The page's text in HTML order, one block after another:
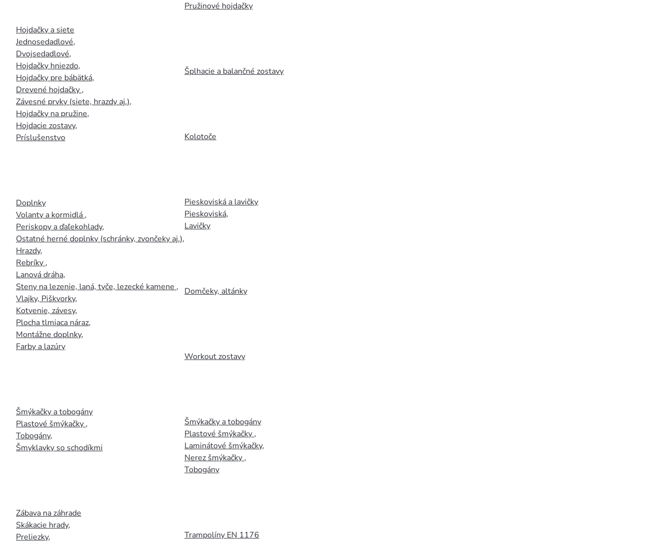
Hojdačky a siete
Jednosedadlové,
Dvojsedadlové,
Hojdačky hniezdo,
Hojdačky pre bábätká,
Drevené hojdačky ,
Závesné prvky (siete, hrazdy aj.),
Hojdačky na pružine,
Hojdacie zostavy,
Príslušenstvo
Doplnky
Volanty a kormidlá ,
Periskopy a ďaľekohlady,
Ostatné herné doplnky (schránky, zvončeky aj.),
Hrazdy,
Rebríky ,
Lanová dráha,
Steny na lezenie, laná, tyče, lezecké kamene ,
Vlajky, Piškvorky,
Kotvenie, závesy,
Plocha tlmiaca náraz,
Montážne doplnky,
Farby a lazúry
Šmýkačky a tobogány
Plastové šmýkačky ,
Tobogány,
Šmyklavky so schodíkmi
Zábava na záhrade
Skákacie hrady,
Preliezky,
Pružinové hojdačky
Šplhacie a balančné zostavy
Kolotoče
Pieskoviská a lavičky
Pieskoviská,
Lavičky
Domčeky, altánky
Workout zostavy
Šmýkačky a tobogány
Plastové šmýkačky ,
Laminátové šmýkačky,
Nerez šmýkačky ,
Tobogány
Trampolíny EN 1176